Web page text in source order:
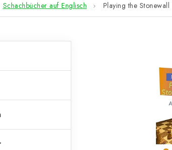
Schachbücher auf Englisch Playing the Stonewall